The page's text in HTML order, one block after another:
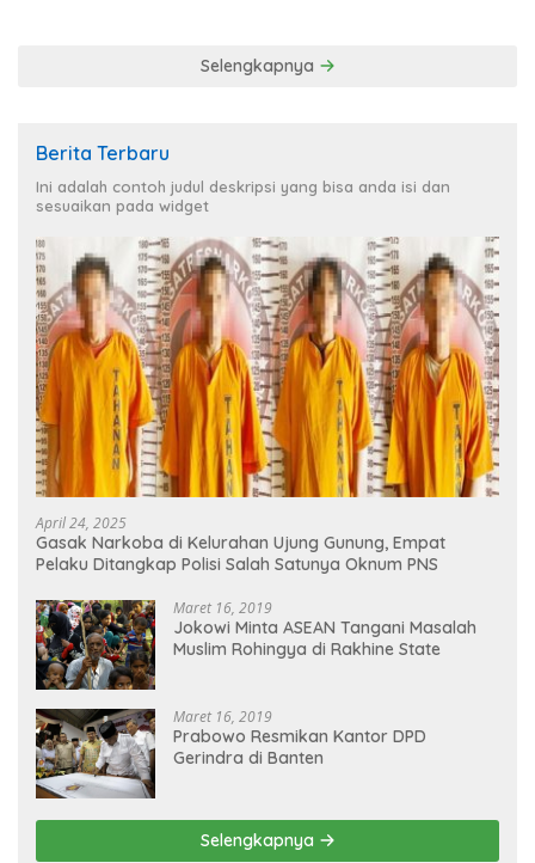
Selengkapnya
Berita Terbaru
Ini adalah contoh judul deskripsi yang bisa anda isi dan
sesuaikan pada widget
April 24, 2025
Gasak Narkoba di Kelurahan Ujung Gunung, Empat
Pelaku Ditangkap Polisi Salah Satunya Oknum PNS
Maret 16, 2019
Jokowi Minta ASEAN Tangani Masalah
Muslim Rohingya di Rakhine State
Maret 16, 2019
Prabowo Resmikan Kantor DPD
Gerindra di Banten
Selengkapnya